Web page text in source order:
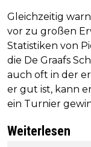
Gleichzeitig
vor zu großen
Statistiken von
die De Graafs
auch oft in der
er gut ist, kann
ein Turnier
Weiterlesen